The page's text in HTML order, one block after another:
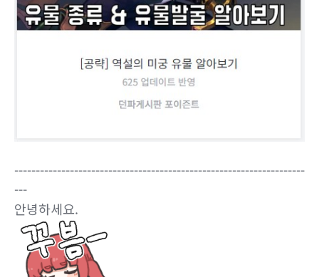
--------------------------------------------------------------------
---
안녕하세요.